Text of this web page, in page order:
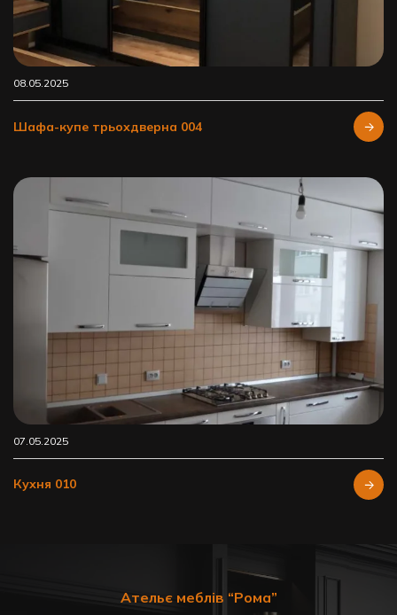
08.05.2025
Шафа-купе трьохдверна 004
07.05.2025
Кухня 010
Ательє меблів “Рома”